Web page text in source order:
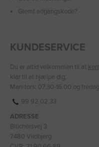
Glemt adgangskode?
KUNDESERVICE
Du er altid velkommen til at
klar til at hjælpe dig.
Man-tors: 07.30-16.00 og
99 92 02 33
ADRESSE
Blüchersvej 3
7480 Vildbjerg